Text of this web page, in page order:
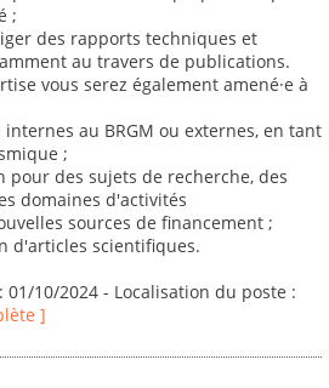
;
des rapports techniques et
au travers de publications.
vous serez également amené·e à
au BRGM ou externes, en tant
;
pour des sujets de recherche, des
domaines d'activités
sources de financement ;
d'articles scientifiques.
10/2024 - Localisation du poste :
]